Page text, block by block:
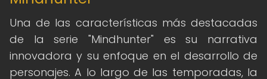
Una de las características más destacadas
de la serie "Mindhunter" es su narrativa
innovadora y su enfoque en el desarrollo de
personajes. A lo largo de las temporadas, la